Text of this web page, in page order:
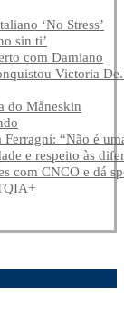
‘No Stress’
sin ti’
com Damiano
Victoria
do Måneskin
Ferragni: “Não é
e respeito às
com CNCO e dá